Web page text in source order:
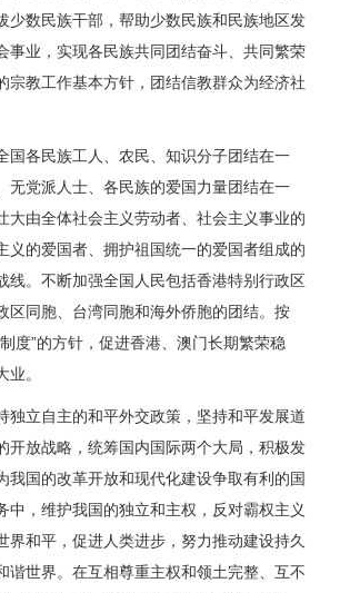
少数民族干部，帮助少数民族和民族地区发
事业，实现各民族共同团结奋斗、共同繁荣
宗教工作基本方针，团结信教群众为经济社
各民族工人、农民、知识分子团结在一
无党派人士、各民族的爱国力量团结在一
大由全体社会主义劳动者、社会主义事业的
义的爱国者、拥护祖国统一的爱国者组成的
线。不断加强全国人民包括香港特别行政区
区同胞、台湾同胞和海外侨胞的团结。按
度”的方针，促进香港、澳门长期繁荣稳
。
立自主的和平外交政策，坚持和平发展道
开放战略，统筹国内国际两个大局，积极发
我国的改革开放和现代化建设争取有利的国
中，维护我国的独立和主权，反对霸权主义
界和平，促进人类进步，努力推动建设持久
谐世界。在互相尊重主权和领土完整、互不